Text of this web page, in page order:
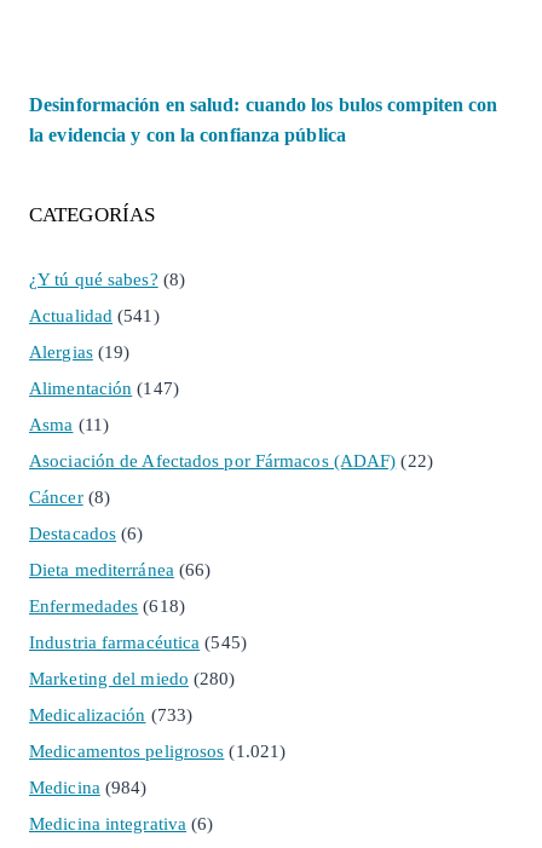
Desinformación en salud: cuando los bulos compiten con
la evidencia y con la confianza pública
CATEGORÍAS
¿Y tú qué sabes? (8)
Actualidad (541)
Alergias(19)
Alimentación (147)
Asma (11)
Asociación de Afectados por Fármacos (ADAF) (22)
Cáncer(8)
Destacados (6)
Dieta mediterránea(66)
Enfermedades (618)
Industria farmacéutica (545)
Marketing del miedo (280)
Medicalización (733)
Medicamentos peligrosos (1.021)
Medicina(984)
Medicina integrativa (6)